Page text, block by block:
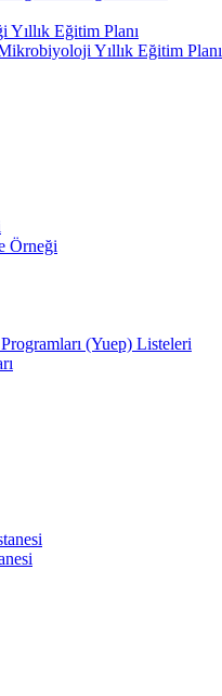
Yıllık Eğitim Planı
Yıllık Eğitim Planı
Örneği
(Yuep) Listeleri